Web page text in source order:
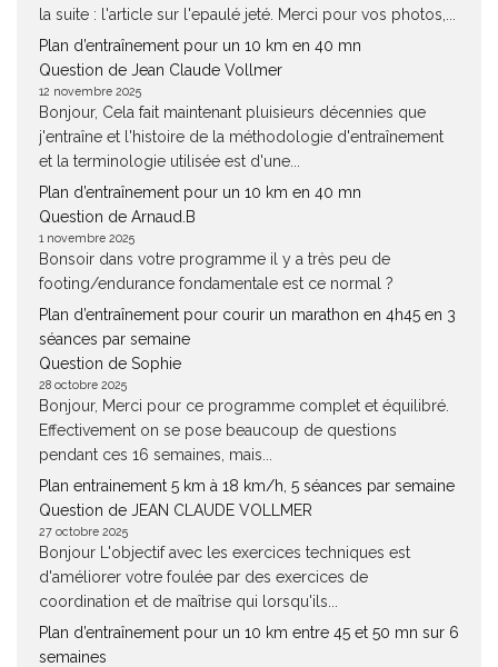
la suite : l'article sur l'epaulé jeté. Merci pour vos photos,...
Plan d’entraînement pour un 10 km en 40 mn
Question de Jean Claude Vollmer
12 novembre 2025
Bonjour, Cela fait maintenant pluisieurs décennies que
j'entraîne et l'histoire de la méthodologie d'entraînement
et la terminologie utilisée est d'une...
Plan d’entraînement pour un 10 km en 40 mn
Question de Arnaud.B
1 novembre 2025
Bonsoir dans votre programme il y a très peu de
footing/endurance fondamentale est ce normal ?
Plan d’entraînement pour courir un marathon en 4h45 en 3
séances par semaine
Question de Sophie
28 octobre 2025
Bonjour, Merci pour ce programme complet et équilibré.
Effectivement on se pose beaucoup de questions
pendant ces 16 semaines, mais...
Plan entrainement 5 km à 18 km/h, 5 séances par semaine
Question de JEAN CLAUDE VOLLMER
27 octobre 2025
Bonjour L'objectif avec les exercices techniques est
d'améliorer votre foulée par des exercices de
coordination et de maîtrise qui lorsqu'ils...
Plan d’entraînement pour un 10 km entre 45 et 50 mn sur 6
semaines